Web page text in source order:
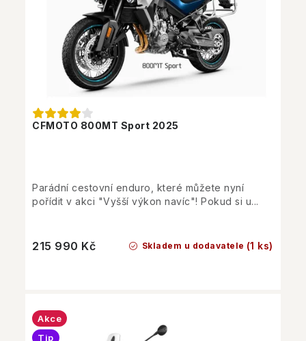
CFMOTO 800MT Sport 2025
Skladem u dodavatele (1 ks)
215 990 Kč
Parádní cestovní enduro, které můžete nyní
pořídit v akci "Vyšší výkon navíc"! Pokud si u...
Akce
Tip